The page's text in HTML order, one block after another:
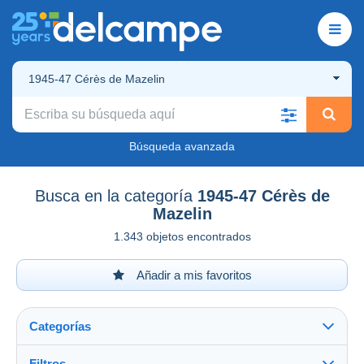
1945-47 Cérès de Mazelin
Búsqueda avanzada
Busca en la categoría 1945-47 Cérès de
Mazelin
1.343 objetos encontrados
Añadir a mis favoritos
Categorías